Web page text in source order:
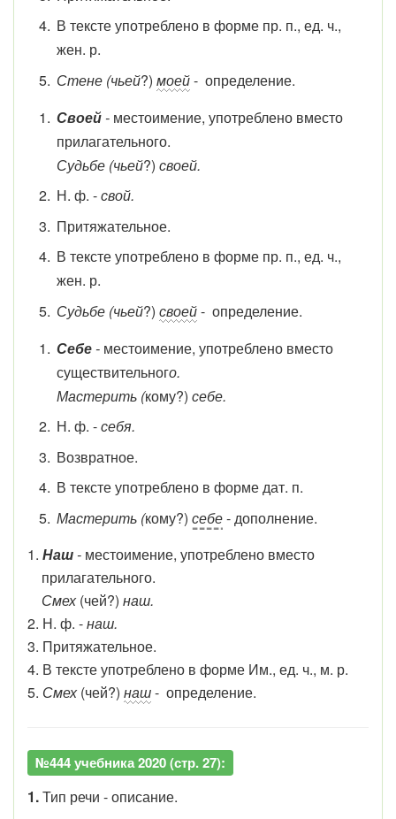
В тексте употреблено в форме пр. п., ед. ч.,
жен. р.
Стене (чьей?) моей- определение.
Своей- местоимение, употреблено вместо
прилагательного.
Судьбе (чьей?) своей.
Н. ф. -свой.
Притяжательное.
В тексте употреблено в форме пр. п., ед. ч.,
жен. р.
Судьбе (чьей?) своей- определение.
Себе- местоимение, употреблено вместо
существительного.
Мастерить (кому?) себе.
Н. ф. -себя.
Возвратное.
В тексте употреблено в форме дат. п.
Мастерить (кому?) себе- дополнение.
1. Наш- местоимение, употреблено вместо
прилагательного.
Смех(чей?) наш.
2. Н. ф. -наш.
3. Притяжательное.
4. В тексте употреблено в форме Им., ед. ч., м. р.
5. Смех(чей?) наш- определение.
№444 учебника 2020 (стр. 27):
1.Тип речи - описание.